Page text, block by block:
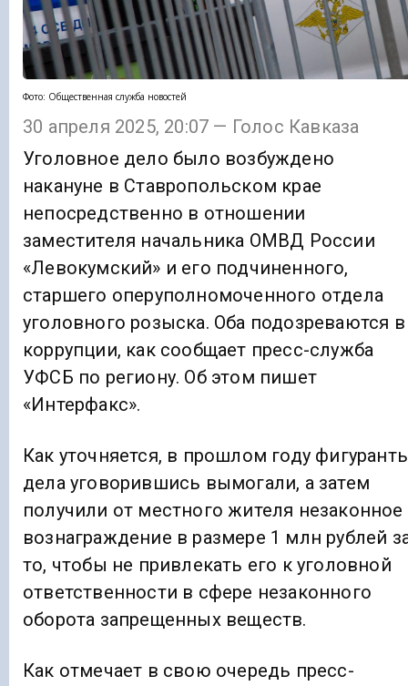
Фото: Общественная служба новостей
30 апреля 2025, 20:07 — Голос Кавказа
Уголовное дело было возбуждено
накануне в Ставропольском крае
непосредственно в отношении
заместителя начальника ОМВД России
«Левокумский» и его подчиненного,
старшего оперуполномоченного отдела
уголовного розыска. Оба подозреваются в
коррупции, как сообщает пресс-служба
УФСБ по региону. Об этом пишет
«Интерфакс».
Как уточняется, в прошлом году
дела уговорившись вымогали, а затем
получили от местного жителя незаконное
вознаграждение в размере 1 млн рублей
то, чтобы не привлекать его к уголовной
ответственности в сфере незаконного
оборота запрещенных веществ.
Как отмечает в свою очередь пресс-